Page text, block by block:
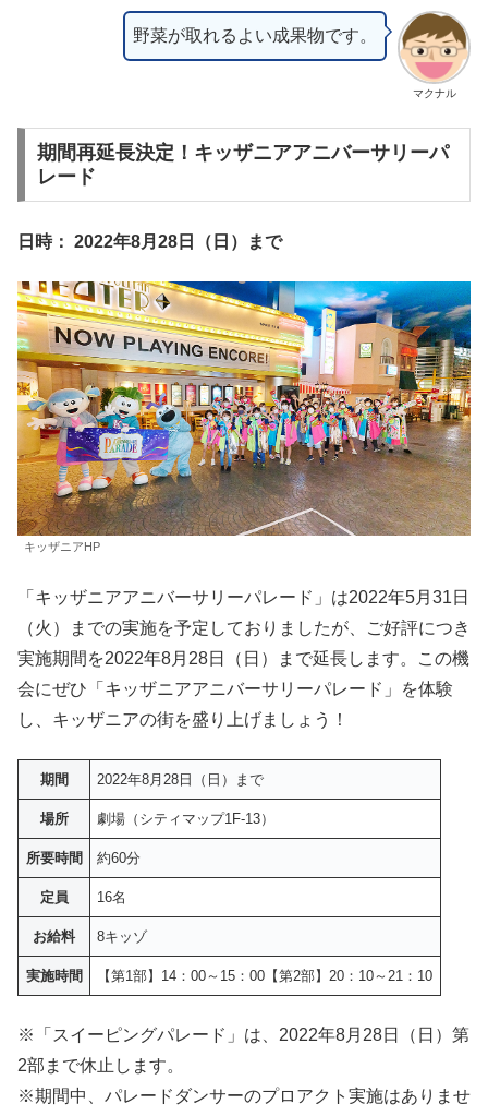
マクナル
野菜が取れるよい成果物です。
期間再延長決定！キッザニアアニバーサリーパ
レード
日時： 2022年8月28日（日）まで
キッザニアHP
「キッザニアアニバーサリーパレード」は2022年5月31日
（火）までの実施を予定しておりましたが、ご好評につき
実施期間を2022年8月28日（日）まで延長します。この機
会にぜひ「キッザニアアニバーサリーパレード」を体験
し、キッザニアの街を盛り上げましょう！
期間 2022年8月28日（日）まで
場所 劇場（シティマップ1F-13）
所要時間 約60分
定員 16名
お給料 8キッゾ
実施時間 【第1部】14：00～15：00【第2部】20：10～21：10
※「スイーピングパレード」は、2022年8月28日（日）第
2部まで休止します。
※期間中、パレードダンサーのプロアクト実施はありませ